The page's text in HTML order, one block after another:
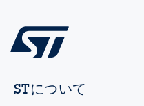
STについて